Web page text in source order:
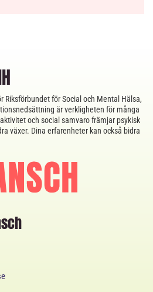
Riksförbundet för Social och Mental Hälsa,
är verkligheten för många
och social samvaro främjar psykisk
växer. Dina erfarenheter kan också bidra